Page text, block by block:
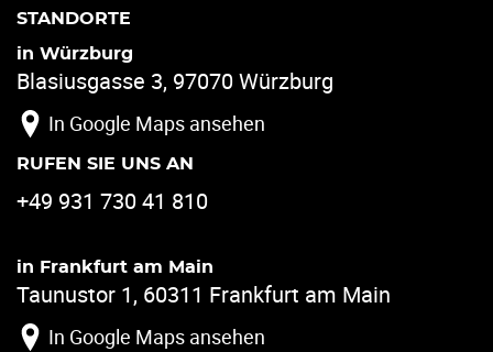
STANDORTE
in Würzburg
Blasiusgasse 3, 97070 Würzburg
In Google Maps ansehen
RUFEN SIE UNS AN
+49 931 730 41 810
in Frankfurt am Main
Taunustor 1, 60311 Frankfurt am Main
In Google Maps ansehen